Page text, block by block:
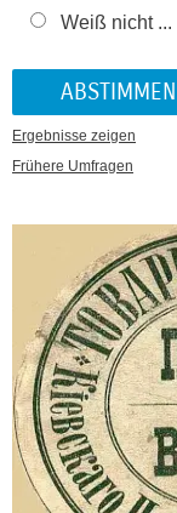
Weiß nicht ...
Ergebnisse zeigen
Frühere Umfragen